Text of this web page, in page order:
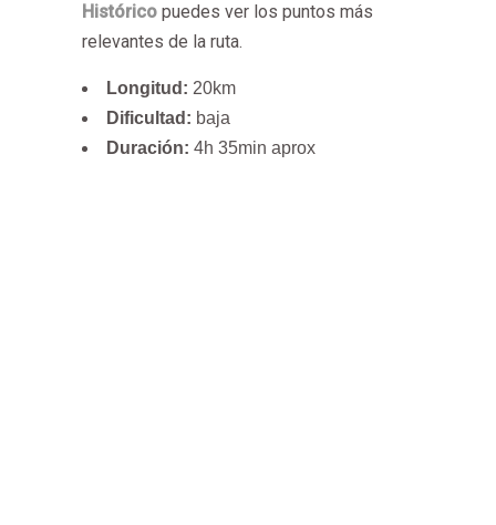
Histórico puedes ver los puntos más
relevantes de la ruta.
Longitud: 20km
Dificultad: baja
Duración: 4h 35min aprox